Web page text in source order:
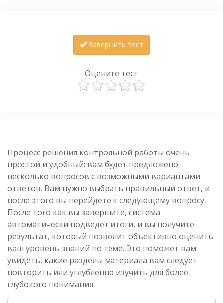
Завершить тест
Оцените тест
Процесс решения контрольной работы очень
простой и удобный: вам будет предложено
несколько вопросов с возможными вариантами
ответов. Вам нужно выбрать правильный ответ, и
после этого вы перейдете к следующему вопросу.
После того как вы завершите, система
автоматически подведет итоги, и вы получите
результат, который позволит объективно оценить
ваш уровень знаний по теме. Это поможет вам
увидеть, какие разделы материала вам следует
повторить или углубленно изучить для более
глубокого понимания.